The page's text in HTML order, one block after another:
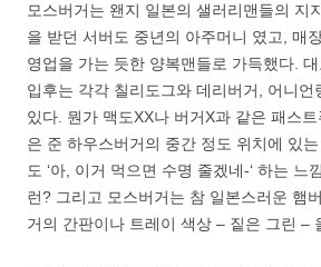
모스버거는 왠지 일본의 샐러리맨들의 지
을 받던 서버도 중년의 아주머니 였고, 매
영업을 가는 듯한 양복맨들로 가득했다.
입후는 각각 칠리도그와 데리버거, 어니
있다. 뭔가 맥도XX나 버거X과 같은 패스
은 준 하우스버거의 중간 정도 위치에 있
도 ‘아, 이거 먹으면 수명 줄겠네-‘ 하는 느
런? 그리고 모스버거는 참 일본스러운 햄
거의 간판이나 트레이 색상 – 짙은 그린 –